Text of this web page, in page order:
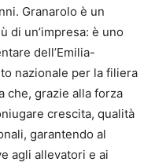
Granarolo è un
di un’impresa: è uno
dell’Emilia-
nazionale per la filiera
che, grazie alla forza
crescita, qualità
garantendo al
agli allevatori e ai